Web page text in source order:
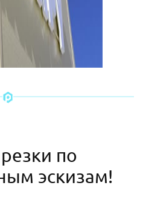
по
эскизам!